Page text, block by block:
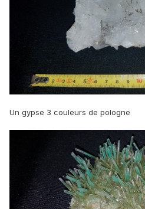
Un gypse 3 couleurs de pologne